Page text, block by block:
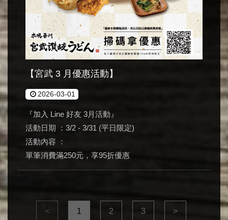
【宮武 3 月優惠活動】
2026-03-01
『加入 Line 好友 3月活動』
活動日期 ：3/2 - 3/31 (平日限定)
活動內容 ：
單筆消費滿250元，享95折優惠
< 1 2 3 >